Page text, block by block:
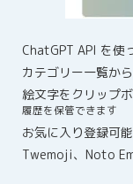
ChatGPT API を使
カテゴリー一覧か
絵文字をクリップ
履歴を保管できます
お気に入り登録可
Twemoji、Noto